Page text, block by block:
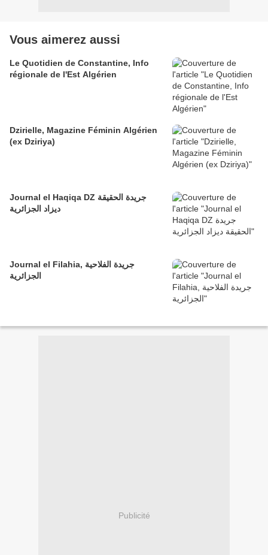
Vous aimerez aussi
Le Quotidien de Constantine, Info
régionale de l'Est Algérien
Dzirielle, Magazine Féminin Algérien
(ex Dziriya)
Journal el Haqiqa DZ جريدة الحقيقة
ديزاد الجزائرية
Journal el Filahia, جريدة الفلاحية
الجزائرية
Publicité